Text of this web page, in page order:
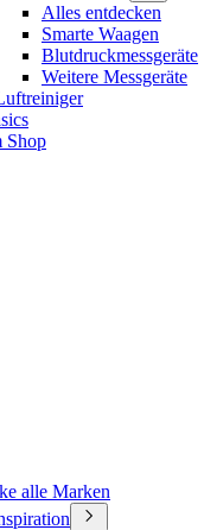
Alles entdecken
Smarte Waagen
Blutdruckmessgeräte
Weitere Messgeräte
Shop
alle Marken